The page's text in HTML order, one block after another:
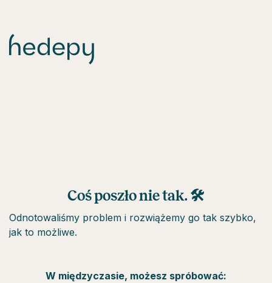
Coś poszło nie tak. 🛠
Odnotowaliśmy problem i rozwiążemy go tak szybko,
jak to możliwe.
W międzyczasie, możesz spróbować: